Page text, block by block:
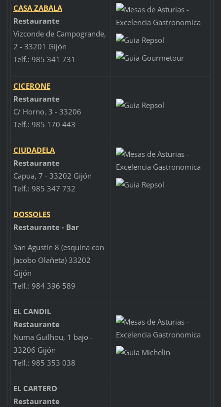
CASA ZABALA
Restaurante
Vizconde de Campogrande,
2 - 33201 Gijón
Telf.: 985 341 731
CICERONE
Restaurante
C/ Horno, 3 - 33206
Telf.: 985 170 443
CIUDADELA
Restaurante
Capua, 7 - 33202 Gijón
Telf.: 985 347 732
DOSSOLES
Restaurante - Bar
San Agustín 8 (esquina con
Jacobo Olañeta) 33202
Gijón
Telf.: 984 396 589
EL CANDIL
Restaurante
Numa Guilhou, 1 bajo -
33206 Gijón
Telf.: 985 353 038
EL CARTERO
Restaurante